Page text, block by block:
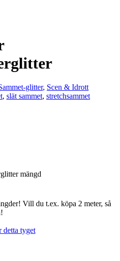
glitter, Scen & Idrott
, slät sammet, stretchsammet
mängd
Vill du t.ex. köpa 2 meter, så
detta tyget